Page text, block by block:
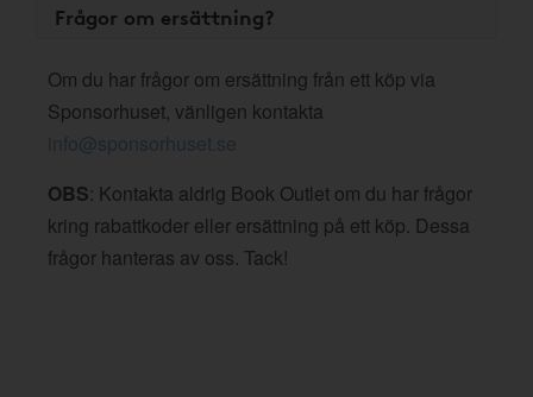
Frågor om ersättning?
Om du har frågor om ersättning från ett köp via
Sponsorhuset, vänligen kontakta
info@sponsorhuset.se
OBS: Kontakta aldrig Book Outlet om du har frågor
kring rabattkoder eller ersättning på ett köp. Dessa
frågor hanteras av oss. Tack!